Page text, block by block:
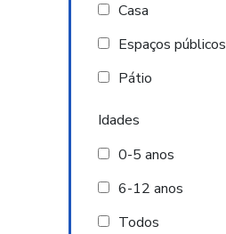
Casa
Espaços públicos
Pátio
Idades
0-5 anos
6-12 anos
Todos